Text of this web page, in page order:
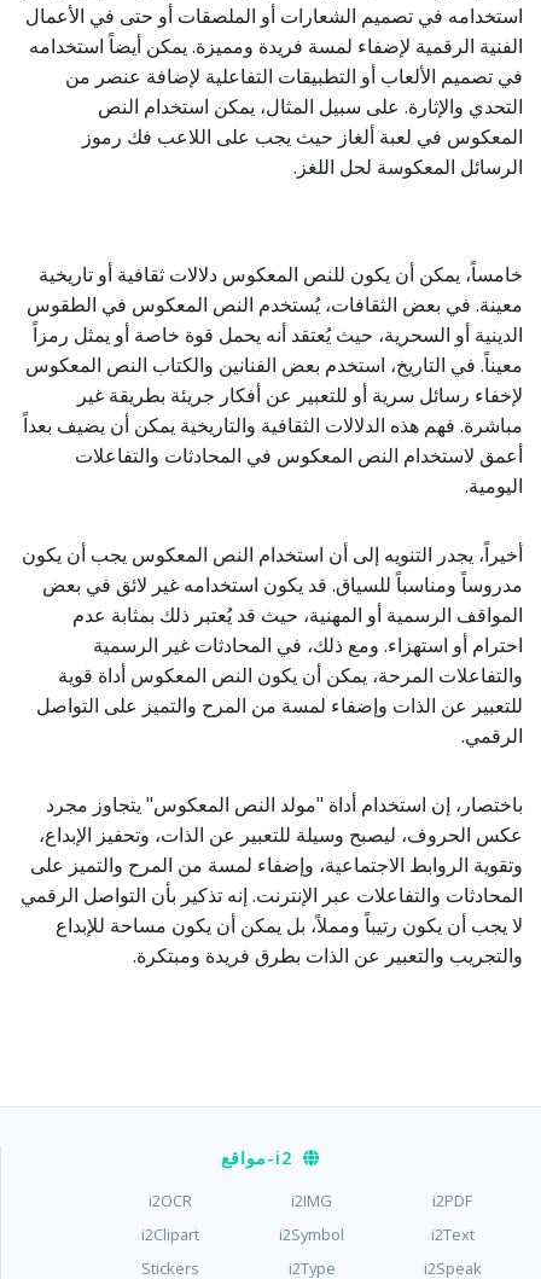
استخدامه في تصميم الشعارات أو الملصقات أو حتى في الأعمال
الفنية الرقمية لإضفاء لمسة فريدة ومميزة. يمكن أيضاً استخدامه
في تصميم الألعاب أو التطبيقات التفاعلية لإضافة عنصر من
التحدي والإثارة. على سبيل المثال، يمكن استخدام النص
المعكوس في لعبة ألغاز حيث يجب على اللاعب فك رموز
الرسائل المعكوسة لحل اللغز.
خامساً، يمكن أن يكون للنص المعكوس دلالات ثقافية أو تاريخية
معينة. في بعض الثقافات، يُستخدم النص المعكوس في الطقوس
الدينية أو السحرية، حيث يُعتقد أنه يحمل قوة خاصة أو يمثل رمزاً
معيناً. في التاريخ، استخدم بعض الفنانين والكتاب النص المعكوس
لإخفاء رسائل سرية أو للتعبير عن أفكار جريئة بطريقة غير
مباشرة. فهم هذه الدلالات الثقافية والتاريخية يمكن أن يضيف بعداً
أعمق لاستخدام النص المعكوس في المحادثات والتفاعلات
اليومية.
أخيراً، يجدر التنويه إلى أن استخدام النص المعكوس يجب أن يكون
مدروساً ومناسباً للسياق. قد يكون استخدامه غير لائق في بعض
المواقف الرسمية أو المهنية، حيث قد يُعتبر ذلك بمثابة عدم
احترام أو استهزاء. ومع ذلك، في المحادثات غير الرسمية
والتفاعلات المرحة، يمكن أن يكون النص المعكوس أداة قوية
للتعبير عن الذات وإضفاء لمسة من المرح والتميز على التواصل
الرقمي.
باختصار، إن استخدام أداة "مولد النص المعكوس" يتجاوز مجرد
عكس الحروف، ليصبح وسيلة للتعبير عن الذات، وتحفيز الإبداع،
وتقوية الروابط الاجتماعية، وإضفاء لمسة من المرح والتميز على
المحادثات والتفاعلات عبر الإنترنت. إنه تذكير بأن التواصل الرقمي
لا يجب أن يكون رتيباً ومملاً، بل يمكن أن يكون مساحة للإبداع
والتجريب والتعبير عن الذات بطرق فريدة ومبتكرة.
i2-مواقع
i2PDF
i2IMG
i2OCR
i2Text
i2Symbol
i2Clipart
i2Speak
i2Type
Stickers